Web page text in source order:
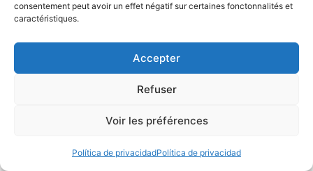
consentement peut avoir un effet négatif sur certaines fonctonnalités et
caractéristiques.
Accepter
Refuser
Voir les préférences
Política de privacidadPolítica de privacidad
cruceros familiares cortos a lo largo de
nuestras costas, al estilo de acampada
costera. ¿Cuáles son las ventajas de estos
trimaranes pequeños y transportables con
sus mástiles plegables, y cuáles son los
mejores modelos? Cuando pensamos en
viajes en velero, lo primero que nos viene ...
Embarcación rígida versus